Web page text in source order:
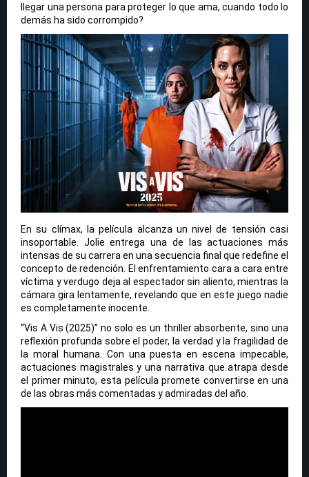
llegar una persona para proteger lo que ama, cuando todo lo
demás ha sido corrompido?
En su clímax, la película alcanza un nivel de tensión casi
insoportable. Jolie entrega una de las actuaciones más
intensas de su carrera en una secuencia final que redefine el
concepto de redención. El enfrentamiento cara a cara entre
víctima y verdugo deja al espectador sin aliento, mientras la
cámara gira lentamente, revelando que en este juego nadie
es completamente inocente.
“Vis A Vis (2025)” no solo es un thriller absorbente, sino una
reflexión profunda sobre el poder, la verdad y la fragilidad de
la moral humana. Con una puesta en escena impecable,
actuaciones magistrales y una narrativa que atrapa desde
el primer minuto, esta película promete convertirse en una
de las obras más comentadas y admiradas del año.